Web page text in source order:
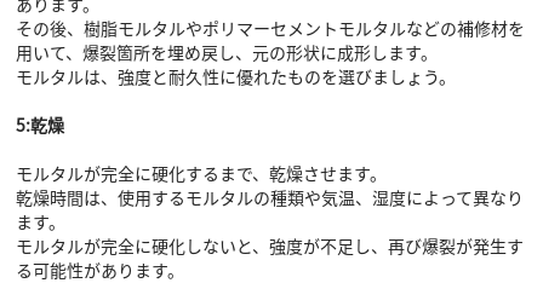
その後、樹脂モルタルやポリマーセメントモルタルなどの補修材を
用いて、爆裂箇所を埋め戻し、元の形状に成形します。
モルタルは、強度と耐久性に優れたものを選びましょう。
5:乾燥
モルタルが完全に硬化するまで、乾燥させます。
乾燥時間は、使用するモルタルの種類や気温、湿度によって異なり
ます。
モルタルが完全に硬化しないと、強度が不足し、再び爆裂が発生す
る可能性があります。